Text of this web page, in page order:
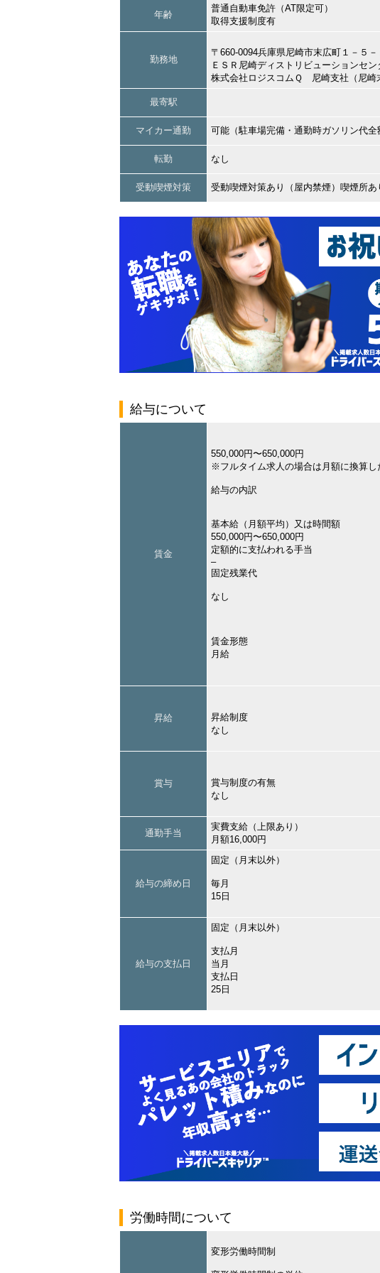
年齢
普通自動車免許（AT限定可）
取得支援制度有
勤務地
〒660-0094兵庫県尼崎市末広町１－５－
ＥＳＲ尼崎ディストリビューション
株式会社ロジスコムＱ 尼崎支社（尼崎
最寄駅
マイカー通勤 可能（駐車場完備・通勤時ガソリン代全
転勤 なし
受動喫煙対策 受動喫煙対策あり（屋内禁煙）喫煙所あ
給与について
賃金
550,000円〜650,000円
※フルタイム求人の場合は月額に換算
給与の内訳
基本給（月額平均）又は時間額
550,000円〜650,000円
定額的に支払われる手当
–
固定残業代
なし
賃金形態
月給
昇給
昇給制度
なし
賞与
賞与制度の有無
なし
通勤手当
実費支給（上限あり）
月額16,000円
給与の締め日
固定（月末以外）
毎月
15日
給与の支払日
固定（月末以外）
支払月
当月
支払日
25日
労働時間について
変形労働時間制